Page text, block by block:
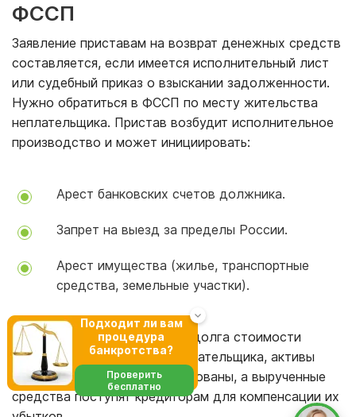
ФССП
Заявление приставам на возврат денежных средств
составляется, если имеется исполнительный лист
или судебный приказ о взыскании задолженности.
Нужно обратиться в ФССП по месту жительства
неплательщика. Пристав возбудит исполнительное
производство и может инициировать:
Арест банковских счетов должника.
Запрет на выезд за пределы России.
Арест имущества (жилье, транспортные
средства, земельные участки).
При сопоставимости суммы долга стоимости
совокупного имущества неплательщика, активы
должника могут быть реализованы, а вырученные
средства поступят кредиторам для компенсации их
Подходит ли вам
процедура
банкротства?
Проверить
бесплатно